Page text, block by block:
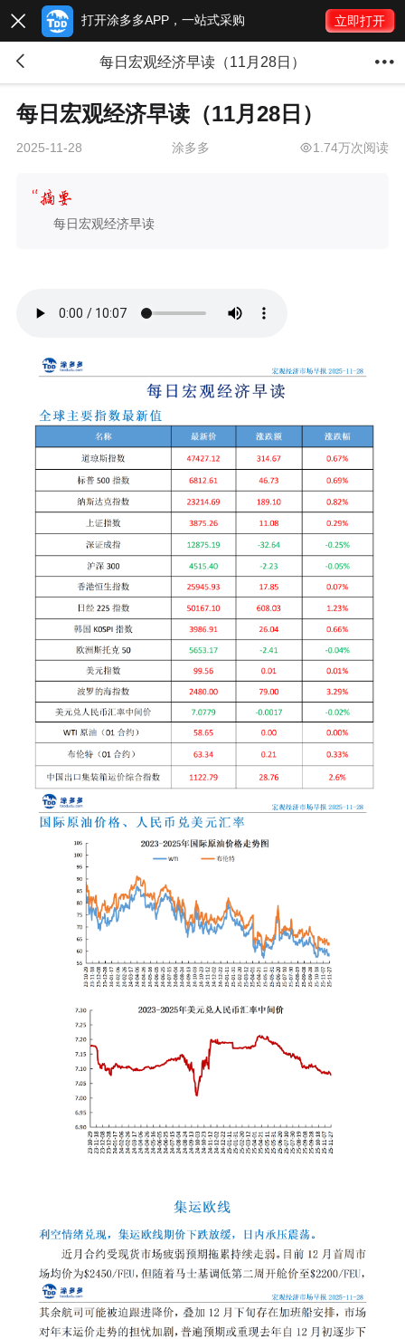
 打开涂多多APP，一站式采购 立即打开
 每日宏观经济早读（11月28日） 
每日宏观经济早读（11月28日）
2025-11-28 涂多多 1.74万次阅读
每日宏观经济早读